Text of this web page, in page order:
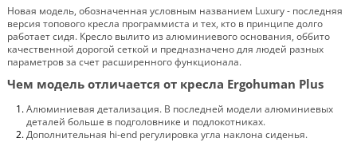
Новая модель, обозначенная условным названием Luxury - последняя
версия топового кресла программиста и тех, кто в принципе долго
работает сидя. Кресло вылито из алюминиевого основания, оббито
качественной дорогой сеткой и предназначено для людей разных
параметров за счет расширенного функционала.
Чем модель отличается от кресла Ergohuman Plus
Алюминиевая детализация. В последней модели алюминиевых
деталей больше в подголовнике и подлокотниках.
Дополнительная hi-end регулировка угла наклона сиденья.